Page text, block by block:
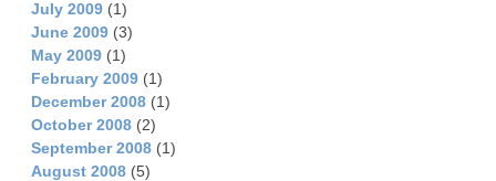
July 2009 (1)
June 2009 (3)
May 2009 (1)
February 2009 (1)
December 2008 (1)
October 2008 (2)
September 2008 (1)
August 2008 (5)